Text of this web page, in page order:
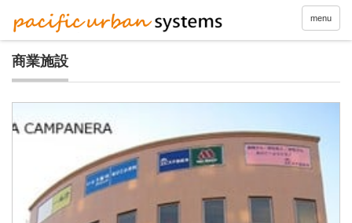
menu
商業施設